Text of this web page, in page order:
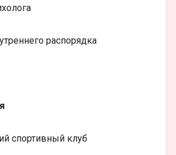
распорядка
спортивный клуб